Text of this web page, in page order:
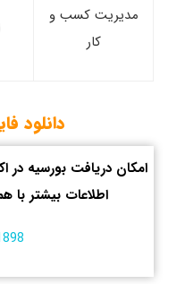
مدیریت کسب و
کار
دانلود
امکان دریافت بورسیه در
اطلاعات بیشتر با